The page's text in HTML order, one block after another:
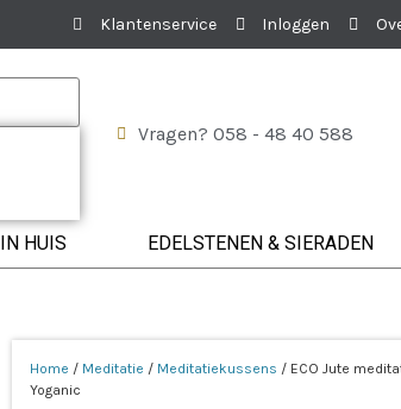
Klantenservice Inloggen
Vragen? 058 - 48 40 588
IN HUIS EDELSTENEN & SIERADEN
Home / Meditatie / Meditatiekussens / ECO Jute
Yoganic